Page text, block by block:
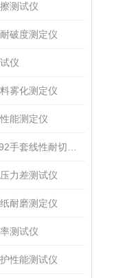
测试仪
破度测定仪
仪
雾化测定仪
能测定仪
力差测试仪
耐磨测定仪
测试仪
性能测试仪